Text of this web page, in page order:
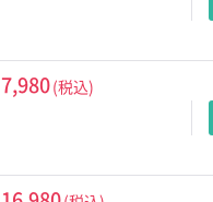
7,980(税込)